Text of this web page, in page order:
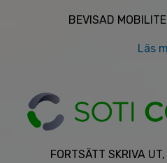
BEVISAD
Läs
FORTSÄTT SKRIVA